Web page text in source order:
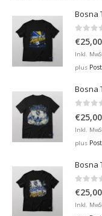
Bosna
0 out
€25,00
Inkl.
plus
Bosna
€25,00
Inkl.
plus
Bosna
0 out
€25,00
Inkl.